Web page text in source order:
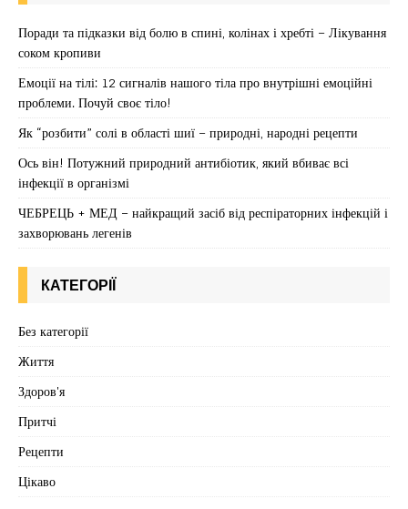
Поради та підказки від болю в спині, колінах і хребті – Лікування
соком кропиви
Емоції на тілі: 12 сигналів нашого тіла про внутрішні емоційні
проблеми. Почуй своє тіло!
Як “розбити” солі в області шиї – природні, народні рецепти
Ось він! Потужний природний антибіотик, який вбиває всі
інфекції в організмі
ЧЕБРЕЦЬ + МЕД – найкращий засіб від респіраторних інфекцій і
захворювань легенів
КАТЕГОРІЇ
Без категорії
Життя
Здоров'я
Притчі
Рецепти
Цікаво